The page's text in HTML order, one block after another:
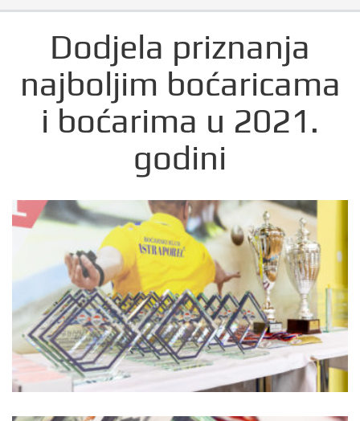
Dodjela priznanja
najboljim boćaricama
i boćarima u 2021.
godini